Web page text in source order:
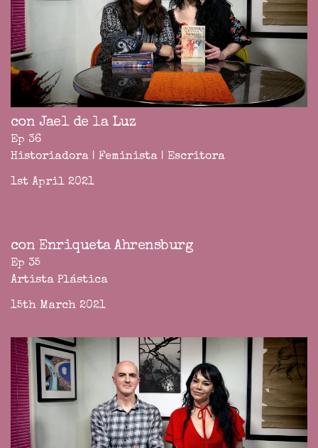
con Jael de la Luz
Ep 36
Historiadora | Feminista | Escritora
1st April 2021
con Enriqueta Ahrensburg
Ep 35
Artista Plástica
15th March 2021